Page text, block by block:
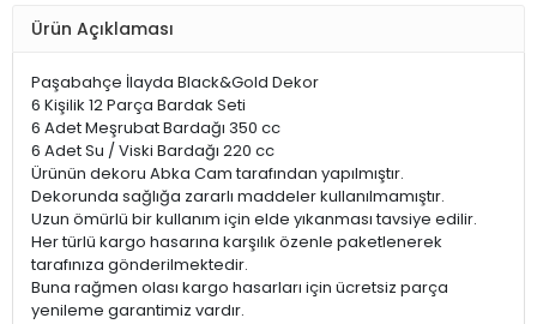
Ürün Açıklaması
Paşabahçe İlayda Black&Gold Dekor
6 Kişilik 12 Parça Bardak Seti
6 Adet Meşrubat Bardağı 350 cc
6 Adet Su / Viski Bardağı 220 cc
Ürünün dekoru Abka Cam tarafından yapılmıştır.
Dekorunda sağlığa zararlı maddeler kullanılmamıştır.
Uzun ömürlü bir kullanım için elde yıkanması tavsiye edilir.
Her türlü kargo hasarına karşılık özenle paketlenerek
tarafınıza gönderilmektedir.
Buna rağmen olası kargo hasarları için ücretsiz parça
yenileme garantimiz vardır.